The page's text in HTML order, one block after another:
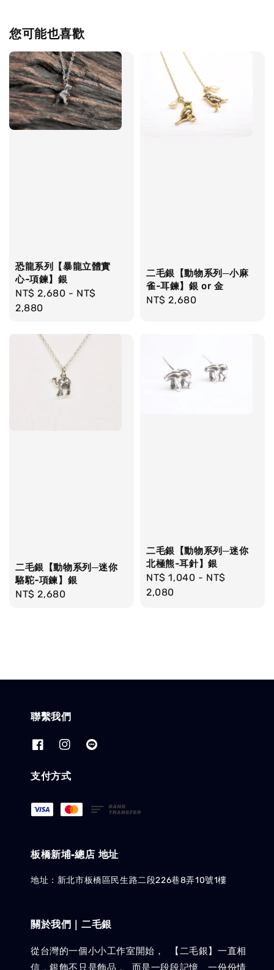
您可能也喜歡
恐龍系列【暴龍立體實
心-項鍊】銀
Regular
price
NT$ 2,680 - NT$
2,880
二毛銀【動物系列─小麻
雀-耳鍊】銀 or 金
Regular
NT$ 2,680
二毛銀【動物系列─迷你
駱駝-項鍊】銀
Regular
NT$ 2,680
二毛銀【動物系列─迷你
北極熊-耳針】銀
Regular
price
NT$ 1,040 - NT$
2,080
聯繫我們
支付方式
板橋新埔-總店 地址
地址：新北市板橋區民生路二段226巷8弄10號1樓
關於我們｜二毛銀
從台灣的一個小小工作室開始， 【二毛銀】一直相
信，銀飾不只是飾品， 而是一段段記憶、一份份情